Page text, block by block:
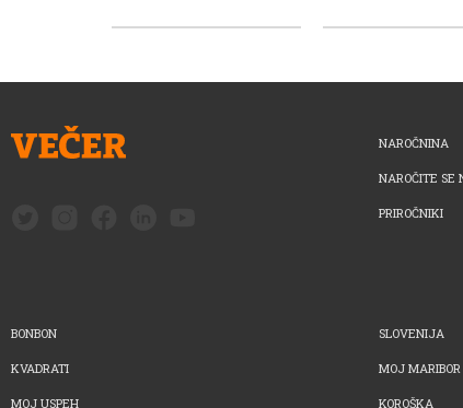
NAROČNINA
NAROČITE SE
PRIROČNIKI
BONBON
KVADRATI
MOJ USPEH
SLOVENIJA
MOJ MARIBOR
KOROŠKA